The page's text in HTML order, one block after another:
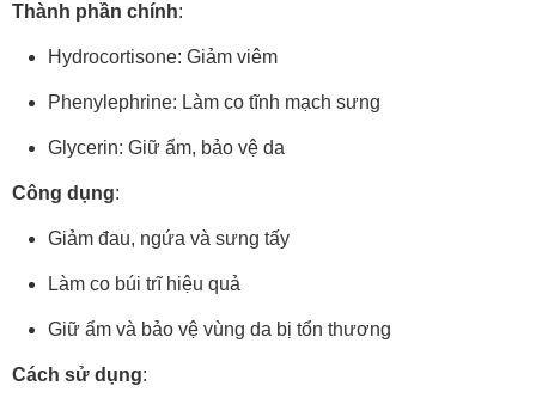
Thành phần chính:
Hydrocortisone: Giảm viêm
Phenylephrine: Làm co tĩnh mạch sưng
Glycerin: Giữ ẩm, bảo vệ da
Công dụng:
Giảm đau, ngứa và sưng tấy
Làm co búi trĩ hiệu quả
Giữ ẩm và bảo vệ vùng da bị tổn thương
Cách sử dụng: